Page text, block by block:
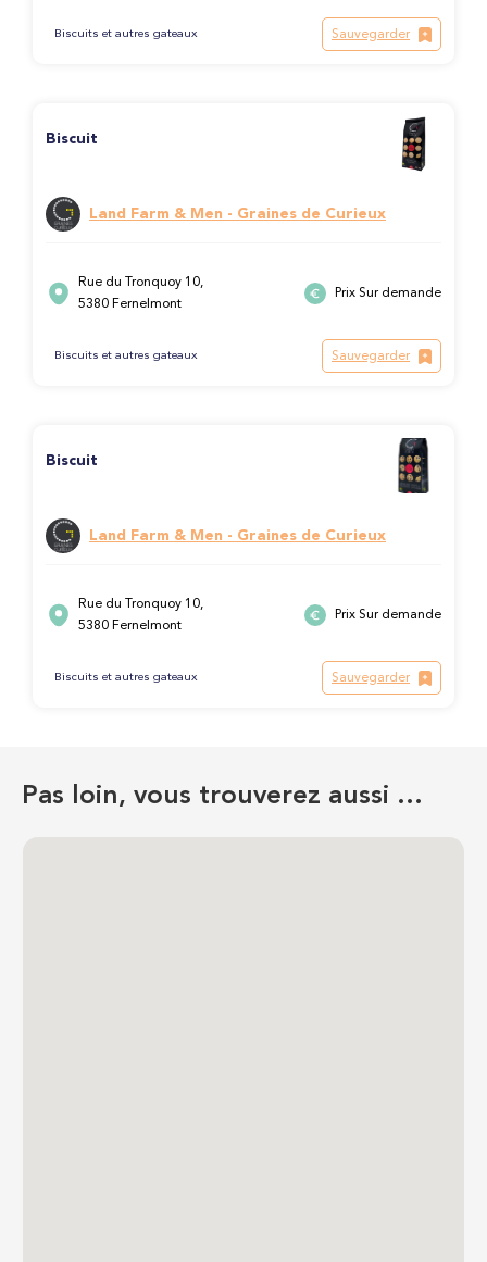
Biscuits et autres gateaux Sauvegarder
Biscuit
Land Farm & Men - Graines de Curieux
Rue du Tronquoy 10,
5380 Fernelmont
Prix Sur demande
Biscuits et autres gateaux Sauvegarder
Biscuit
Land Farm & Men - Graines de Curieux
Rue du Tronquoy 10,
5380 Fernelmont
Prix Sur demande
Biscuits et autres gateaux Sauvegarder
Pas loin, vous trouverez aussi …